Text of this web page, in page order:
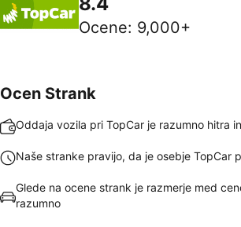
Ocene: 9,000+
Ocen Strank
Oddaja vozila pri TopCar je razumno hitra
Naše stranke pravijo, da je osebje TopCar
Glede na ocene strank je razmerje med
razumno